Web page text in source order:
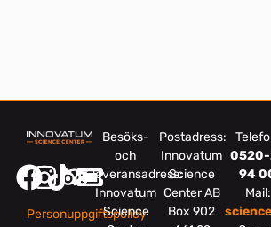
Personuppgiftspolicy
Besöks-
och
leveransadress:
Innovatum
Science
Postadress:
Innovatum
Science
Center AB
Box 902
94
Mail: